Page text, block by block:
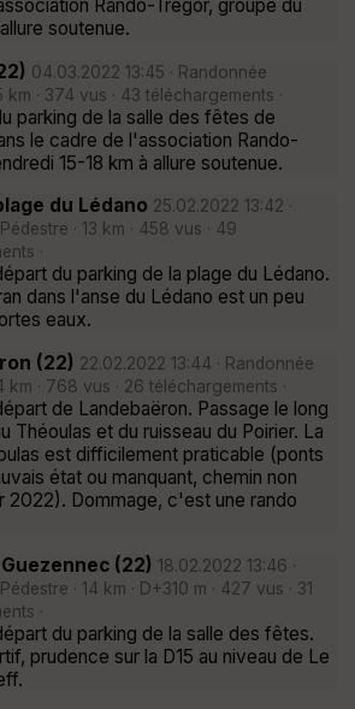
Rando-Trégor, groupe du
soutenue.
04.03.2022 13:45 · Randonnée
km · 374 vus · 43 téléchargements ·
parking de la salle des fêtes de
le cadre de l'association Rando-
15-18 km à allure soutenue.
du Lédano 25.02.2022 13:42 ·
· 13 km · 458 vus · 49
·
du parking de la plage du Lédano.
dans l'anse du Lédano est un peu
eaux.
(22) 22.02.2022 13:44 · Randonnée
km · 768 vus · 26 téléchargements ·
de Landebaëron. Passage le long
Théoulas et du ruisseau du Poirier. La
est difficilement praticable (ponts
état ou manquant, chemin non
2022). Dommage, c'est une rando
(22) 18.02.2022 13:46 ·
· 14 km · D+310 m · 427 vus · 31
·
du parking de la salle des fêtes.
prudence sur la D15 au niveau de Le